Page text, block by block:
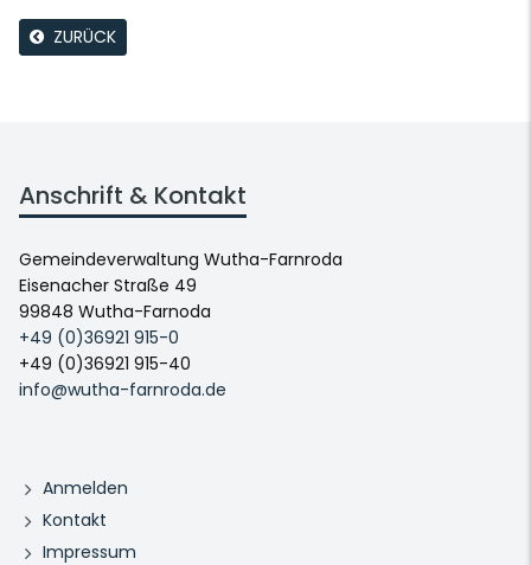
ZURÜCK
Anschrift & Kontakt
Gemeindeverwaltung Wutha-Farnroda
Eisenacher Straße 49
99848 Wutha-Farnoda
+49 (0)36921 915-0
+49 (0)36921 915-40
info@wutha-farnroda.de
Anmelden
Kontakt
Impressum